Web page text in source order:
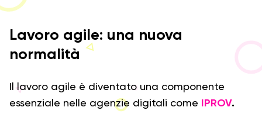
Lavoro agile: una nuova
normalità
Il lavoro agile è diventato una componente
essenziale nelle agenzie digitali come
IPROV.